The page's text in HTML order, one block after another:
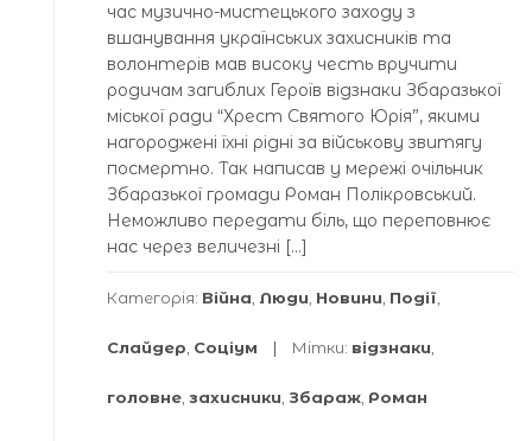
час музично-мистецького заходу з
вшанування українських захисників та
волонтерів мав високу честь вручити
родичам загиблих Героїв відзнаки Збаразької
міської ради “Хрест Святого Юрія”, якими
нагороджені їхні рідні за військову звитягу
посмертно. Так написав у мережі очільник
Збаразької громади Роман Полікровський.
Неможливо передати біль, що переповнює
нас через величезні […]
Категорія: Війна Люди Новини Події
Слайдер Соціум Мітки: відзнаки
головне захисники Збараж Роман